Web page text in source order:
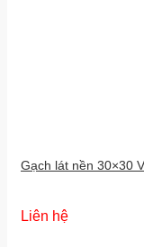
Gạch lát nền 30×30
Liên hệ